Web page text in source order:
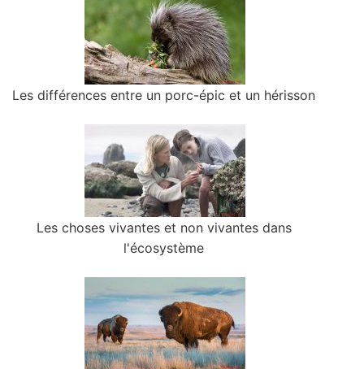
Les différences entre un porc-épic et un hérisson
Les choses vivantes et non vivantes dans
l'écosystème